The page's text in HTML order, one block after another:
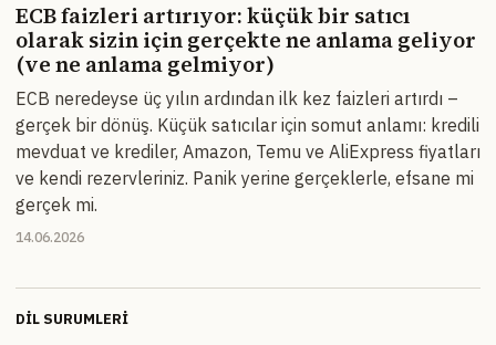
ECB faizleri artırıyor: küçük bir satıcı
olarak sizin için gerçekte ne anlama geliyor
(ve ne anlama gelmiyor)
ECB neredeyse üç yılın ardından ilk kez faizleri artırdı –
gerçek bir dönüş. Küçük satıcılar için somut anlamı: kredili
mevduat ve krediler, Amazon, Temu ve AliExpress fiyatları
ve kendi rezervleriniz. Panik yerine gerçeklerle, efsane mi
gerçek mi.
14.06.2026
DIL SURUMLERI